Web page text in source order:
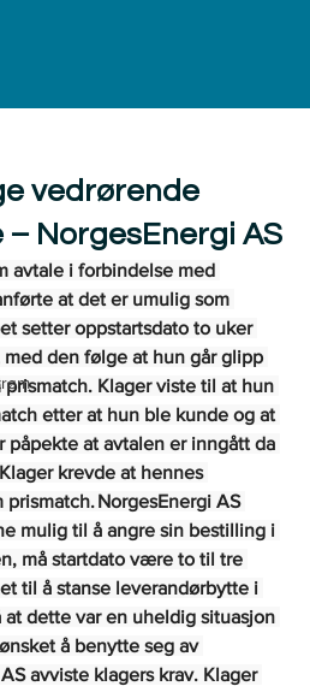
vedrørende
NorgesEnergi AS
avtale i forbindelse med
at det er umulig som
setter oppstartsdato to uker
den følge at hun går glipp
Klager viste til at hun
etter at hun ble kunde og at
at avtalen er inngått da
krevde at hennes
NorgesEnergi AS
mulig til å angre sin bestilling i
må startdato være to til tre
til å stanse leverandørbytte i
at dette var en uheldig situasjon
å benytte seg av
avviste klagers krav. Klager